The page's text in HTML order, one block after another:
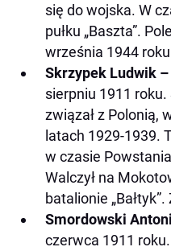
się do wojska. W
pułku „Baszta”.
września 1944
Skrzypek Ludwik –
sierpniu 1911 roku.
związał z Polonią,
latach 1929-1939.
w czasie
Walczył na
batalionie
Smordowski
czerwca 1911